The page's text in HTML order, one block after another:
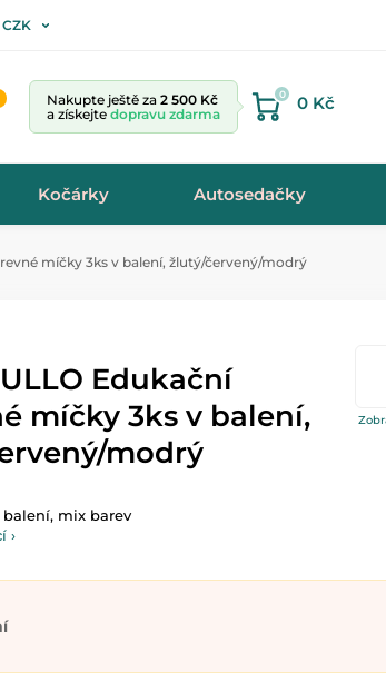
CZK
Nakupte ještě za 2 500 Kč
a získejte dopravu zdarma
0 0 Kč
Kočárky Autosedačky
míčky 3ks v balení, žlutý/červený/modrý
Edukační
míčky 3ks v balení,
modrý
balení, mix barev
›